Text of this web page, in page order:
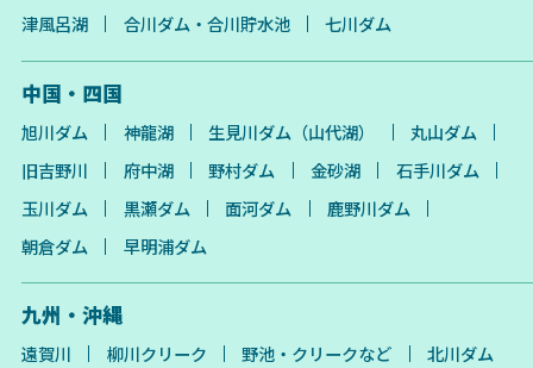
津風呂湖
合川ダム・合川貯水池 七川ダム
中国・四国
旭川ダム 神龍湖 生見川ダム（山代湖）
丸山ダム
旧吉野川
府中湖 野村ダム 金砂湖
石手川ダム
玉川ダム
黒瀬ダム 面河ダム
鹿野川ダム
朝倉ダム
早明浦ダム
九州・沖縄
遠賀川 柳川クリーク 野池・クリークなど 北川ダム